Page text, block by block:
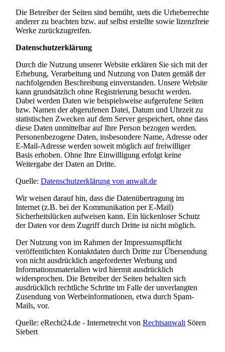
Die Betreiber der Seiten sind bemüht, stets die Urheberrechte
anderer zu beachten bzw. auf selbst erstellte sowie lizenzfreie
Werke zurückzugreifen.
Datenschutzerklärung
Durch die Nutzung unserer Website erklären Sie sich mit der
Erhebung, Verarbeitung und Nutzung von Daten gemäß der
nachfolgenden Beschreibung einverstanden. Unsere Website
kann grundsätzlich ohne Registrierung besucht werden.
Dabei werden Daten wie beispielsweise aufgerufene Seiten
bzw. Namen der abgerufenen Datei, Datum und Uhrzeit zu
statistischen Zwecken auf dem Server gespeichert, ohne dass
diese Daten unmittelbar auf Ihre Person bezogen werden.
Personenbezogene Daten, insbesondere Name, Adresse oder
E-Mail-Adresse werden soweit möglich auf freiwilliger
Basis erhoben. Ohne Ihre Einwilligung erfolgt keine
Weitergabe der Daten an Dritte.
Quelle:Datenschutzerklärung von anwalt.de
Wir weisen darauf hin, dass die Datenübertragung im
Internet (z.B. bei der Kommunikation per E-Mail)
Sicherheitslücken aufweisen kann. Ein lückenloser Schutz
der Daten vor dem Zugriff durch Dritte ist nicht möglich.
Der Nutzung von im Rahmen der Impressumspflicht
veröffentlichten Kontaktdaten durch Dritte zur Übersendung
von nicht ausdrücklich angeforderter Werbung und
Informationsmaterialien wird hiermit ausdrücklich
widersprochen. Die Betreiber der Seiten behalten sich
ausdrücklich rechtliche Schritte im Falle der unverlangten
Zusendung von Werbeinformationen, etwa durch Spam-
Mails, vor.
Quelle: eRecht24.de - Internetrecht vonRechtsanwalt Sören
Siebert